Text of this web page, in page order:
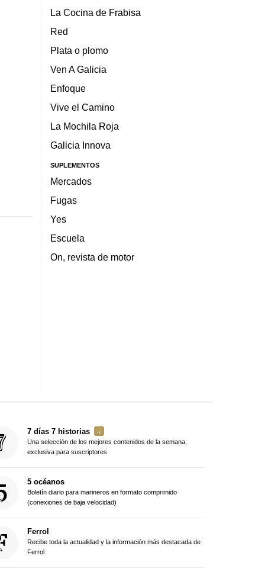
La Cocina de Frabisa
Red
Plata o plomo
Ven A Galicia
Enfoque
Vive el Camino
La Mochila Roja
Galicia Innova
SUPLEMENTOS
Mercados
Fugas
Yes
Escuela
On, revista de motor
7 días 7 historias
Una selección de los mejores contenidos de la semana,
exclusiva para suscriptores
5 océanos
Boletín diario para marineros en formato comprimido
(conexiones de baja velocidad)
Ferrol
Recibe toda la actualidad y la información más destacada de
Ferrol